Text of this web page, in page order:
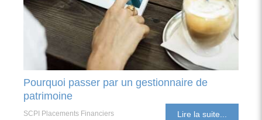
Pourquoi passer par un gestionnaire de
patrimoine
SCPI Placements Financiers Lire la suite...